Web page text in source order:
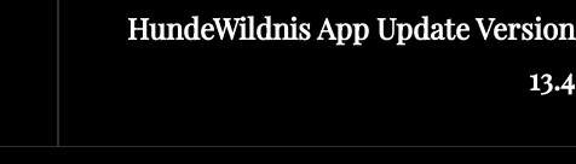
Post
HundeWildnis App Update Version
13.4